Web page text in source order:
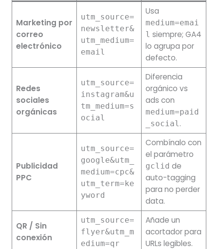
Marketing por
correo
electrónico
utm_source=
newsletter&
utm_medium=
email
Usa
medium=emai
l siempre; GA4
lo agrupa por
defecto.
Redes
sociales
orgánicas
utm_source=
instagram&u
tm_medium=s
ocial
Diferencia
orgánico vs
ads con
medium=paid
_social.
Publicidad
PPC
utm_source=
google&utm_
medium=cpc&
utm_term=ke
yword
Combínalo con
el parámetro
gclid de
auto-tagging
para no perder
data.
QR / Sin
conexión
utm_source=
flyer&utm_m
edium=qr
Añade un
acortador para
URLs legibles.